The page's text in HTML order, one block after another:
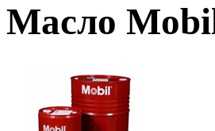
Масло